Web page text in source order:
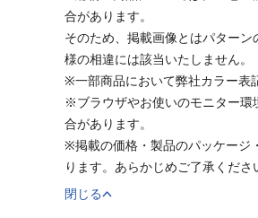
合があります。
そのため、掲載画像とはパター
様の相違には該当いたしません。
※一部商品において弊社カラー表
※ブラウザやお使いのモニター環
合があります。
※掲載の価格・製品のパッケージ
ります。あらかじめご了承くださ
閉じる